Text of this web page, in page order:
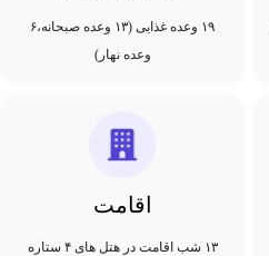
۱۹ وعده غذایی (۱۳ وعده صبحانه،۶
وعده نهار)
اقامت
۱۳ شب اقامت در هتل های ۴ ستاره